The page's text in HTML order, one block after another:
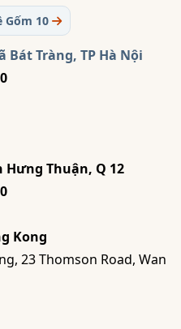
Gốm 10
Bát Tràng, TP Hà Nội
Hưng Thuận, Q 12
Kong
23 Thomson Road, Wan